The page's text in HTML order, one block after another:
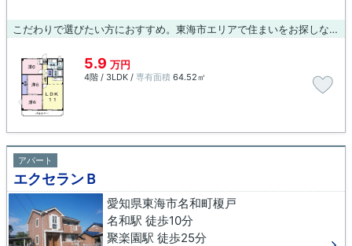
こだわりで選びたい方におすすめ。東海市エリアで住まいをお探しなら「ブルージュ名和」。徒歩4分に駅がある物件です。共用設備の充実している、楽しく生活できるマンションです。物件探しをはじめた方、当社をご利用してみませんか。たくさんの物件をご用意しておりますので、お気に入りの物件に出会えることかと思います。
5.9 万円
4階 / 3LDK / 専有面積 64.52㎡
アパート
エクセランＢ
愛知県東海市名和町榎戸
名和駅 徒歩10分
聚楽園駅 徒歩25分